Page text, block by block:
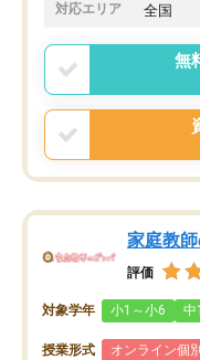
対応エリア 全国
無
家庭教
評価
対象学年 小1～小6 中
授業形式 オンライン個